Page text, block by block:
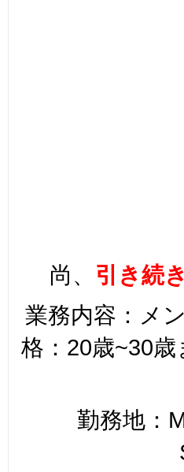
尚、 引き続
業務内容：メ
格：20歳~30
勤務地：